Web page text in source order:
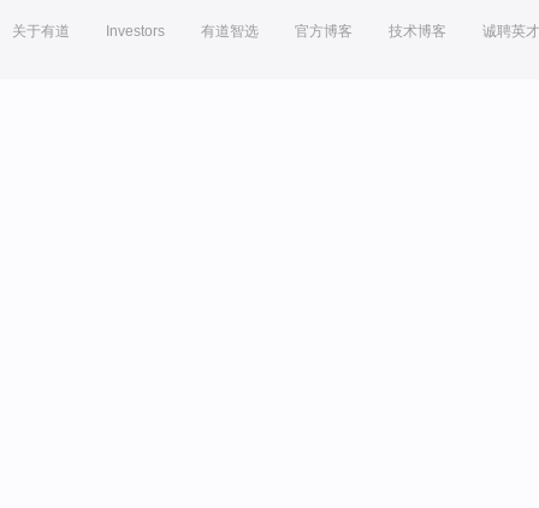
关于有道 Investors 有道智选 官方博客 技术博客 诚聘英才